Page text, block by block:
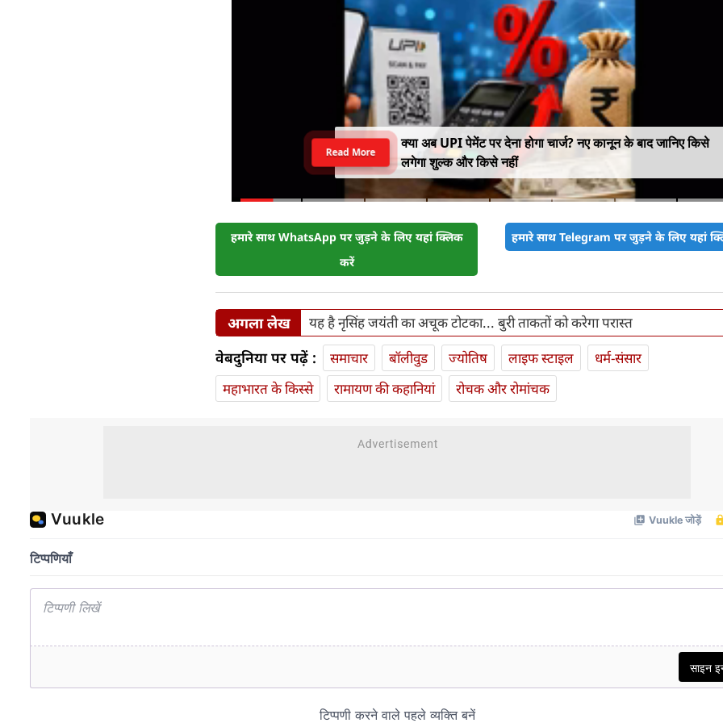
क्या अब UPI पेमेंट पर देना होगा चार्ज? नए कानून के बाद जानिए किसे
लगेगा शुल्क और किसे नहीं
Read More
हमारे साथ WhatsApp पर जुड़ने के लिए यहां क्लिक
करें
हमारे साथ Telegram पर जुड़ने के लिए यहां
अगला लेख यह है नृसिंह जयंती का अचूक टोटका... बुरी ताकतों को करेगा परास्त
वेबदुनिया पर पढ़ें : समाचार बॉलीवुड ज्योतिष लाइफ स्‍टाइल
धर्म-संसार
महाभारत के किस्से
रामायण की कहानियां रोचक और रोमांचक